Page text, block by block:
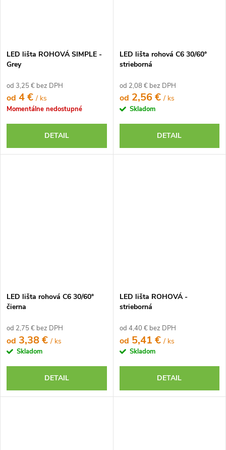
LED lišta ROHOVÁ SIMPLE -
Grey
od 3,25 € bez DPH
od 4 €/ ks
Momentálne nedostupné
DETAIL
LED lišta rohová C6 30/60°
strieborná
od 2,08 € bez DPH
od 2,56 €/ ks
Skladom
DETAIL
LED lišta rohová C6 30/60°
čierna
od 2,75 € bez DPH
od 3,38 €/ ks
Skladom
DETAIL
LED lišta ROHOVÁ -
strieborná
od 4,40 € bez DPH
od 5,41 €/ ks
Skladom
DETAIL